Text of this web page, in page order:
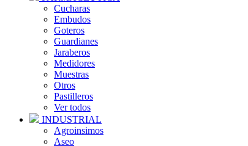
Cucharas
Embudos
Goteros
Guardianes
Jaraberos
Medidores
Muestras
Otros
Pastilleros
Ver todos
INDUSTRIAL
Agroinsimos
Aseo